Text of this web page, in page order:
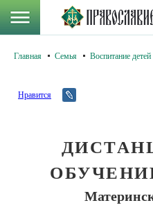
Главная Семья Воспитание детей
Нравится